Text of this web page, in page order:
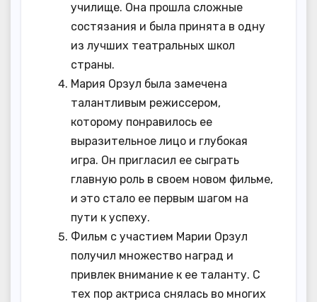
училище. Она прошла сложные
состязания и была принята в одну
из лучших театральных школ
страны.
Мария Орзул была замечена
талантливым режиссером,
которому понравилось ее
выразительное лицо и глубокая
игра. Он пригласил ее сыграть
главную роль в своем новом фильме,
и это стало ее первым шагом на
пути к успеху.
Фильм с участием Марии Орзул
получил множество наград и
привлек внимание к ее таланту. С
тех пор актриса снялась во многих